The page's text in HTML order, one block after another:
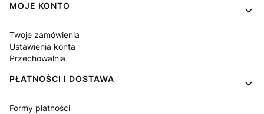
MOJE KONTO
Twoje zamówienia
Ustawienia konta
Przechowalnia
PŁATNOŚCI I DOSTAWA
Formy płatności